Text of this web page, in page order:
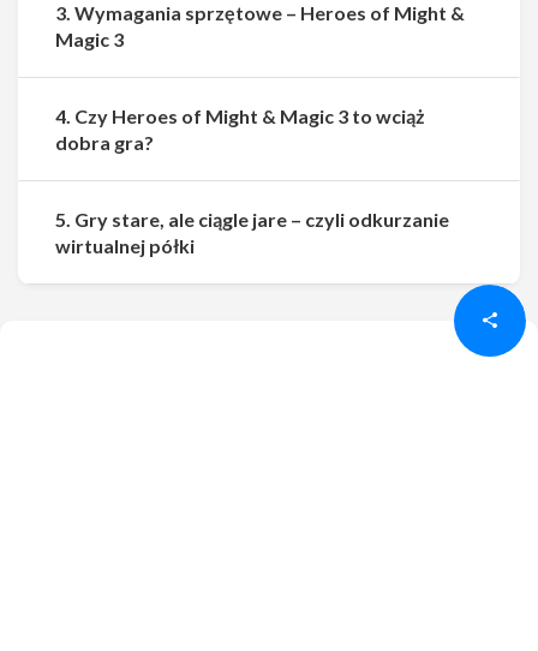
Udostępnij
3. Wymagania sprzętowe – Heroes of Might &
Magic 3
4. Czy Heroes of Might & Magic 3 to wciąż
dobra gra?
5. Gry stare, ale ciągle jare – czyli odkurzanie
wirtualnej półki